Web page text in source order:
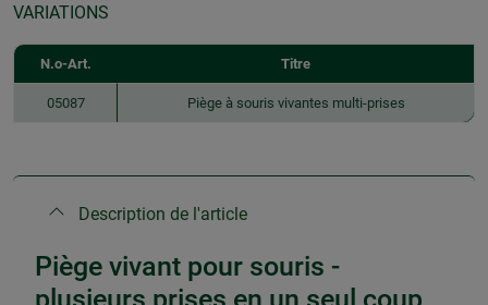
VARIATIONS
N.o-Art. Titre
05087 Piège à souris vivantes multi-prises
Description de l'article
Piège vivant pour souris -